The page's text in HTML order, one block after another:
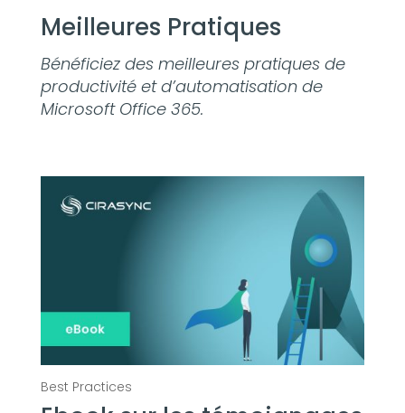
Meilleures Pratiques
Bénéficiez des meilleures pratiques de
productivité et d’automatisation de
Microsoft Office 365.